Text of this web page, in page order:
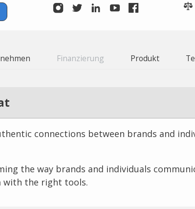
Finanzierung Produkt
connections between brands and
the way brands and individuals
with the right tools.